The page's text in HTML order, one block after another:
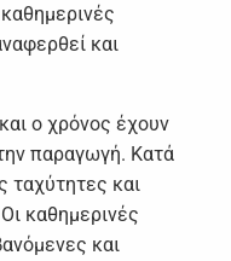
και
ο χρόνος έχουν
παραγωγή. Κατά
ταχύτητες και
καθημερινές
και